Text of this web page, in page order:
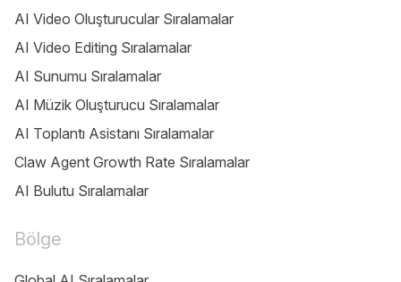
AI Video Oluşturucular Sıralamalar
AI Video Editing Sıralamalar
AI Sunumu Sıralamalar
AI Müzik Oluşturucu Sıralamalar
AI Toplantı Asistanı Sıralamalar
Claw Agent Growth Rate Sıralamalar
AI Bulutu Sıralamalar
Bölge